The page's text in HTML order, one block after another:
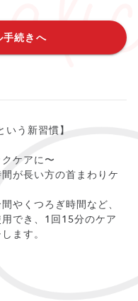
手続きへ
う新習慣】
ケアに〜
が長い方の首まわりケ
やくつろぎ時間など、
でき、1回15分のケア
ます。